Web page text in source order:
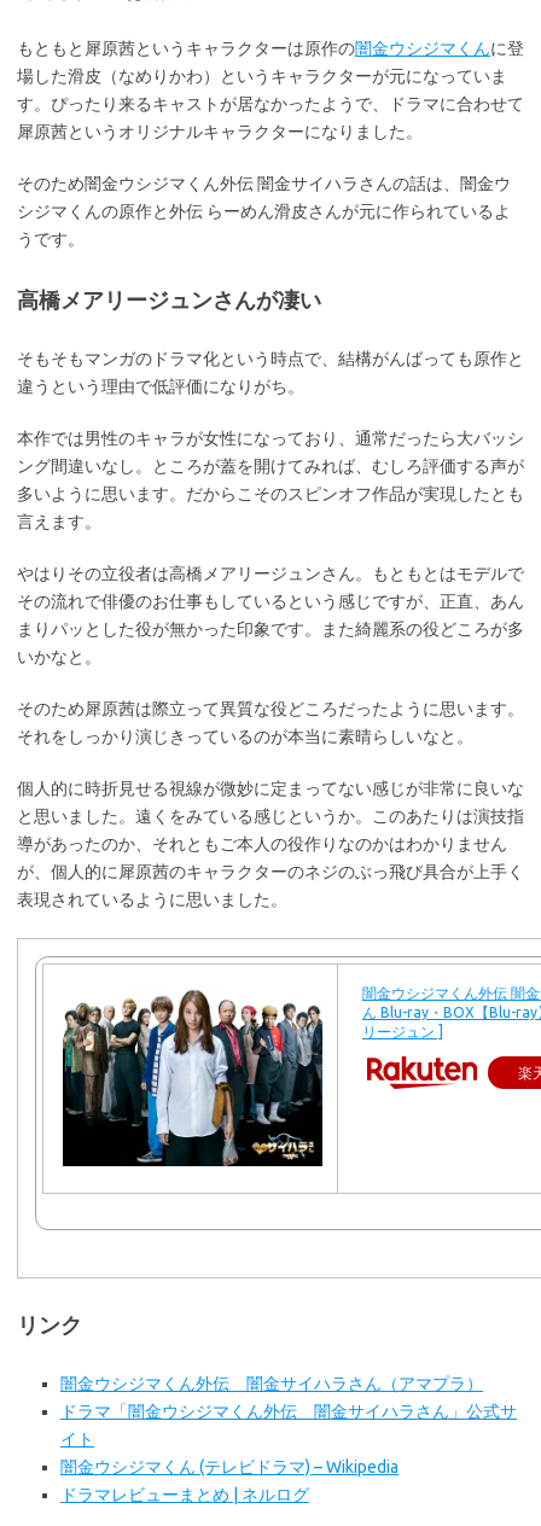
もともと犀原茜というキャラクターは原作の闇金ウシジマくんに登
場した滑皮（なめりかわ）というキャラクターが元になっていま
す。ぴったり来るキャストが居なかったようで、ドラマに合わせて
犀原茜というオリジナルキャラクターになりました。
そのため闇金ウシジマくん外伝 闇金サイハラさんの話は、闇金ウ
シジマくんの原作と外伝 らーめん滑皮さんが元に作られているよ
うです。
高橋メアリージュンさんが凄い
そもそもマンガのドラマ化という時点で、結構がんばっても原作と
違うという理由で低評価になりがち。
本作では男性のキャラが女性になっており、通常だったら大バッシ
ング間違いなし。ところが蓋を開けてみれば、むしろ評価する声が
多いように思います。だからこそのスピンオフ作品が実現したとも
言えます。
やはりその立役者は高橋メアリージュンさん。もともとはモデルで
その流れで俳優のお仕事もしているという感じですが、正直、あん
まりパッとした役が無かった印象です。また綺麗系の役どころが多
いかなと。
そのため犀原茜は際立って異質な役どころだったように思います。
それをしっかり演じきっているのが本当に素晴らしいなと。
個人的に時折見せる視線が微妙に定まってない感じが非常に良いな
と思いました。遠くをみている感じというか。このあたりは演技指
導があったのか、それともご本人の役作りなのかはわかりません
が、個人的に犀原茜のキャラクターのネジのぶっ飛び具合が上手く
表現されているように思いました。
闇金ウシジマくん外伝 闇
ん Blu-ray・BOX【Blu-ray
リージュン ]
楽
リンク
闇金ウシジマくん外伝 闇金サイハラさん（アマプラ）
ドラマ「闇金ウシジマくん外伝 闇金サイハラさん」公式サ
イト
闇金ウシジマくん (テレビドラマ) – Wikipedia
ドラマレビューまとめ | ネルログ